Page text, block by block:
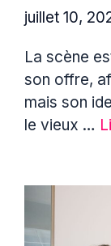
juillet 10,
La scène
son offre,
mais son
le vieux …